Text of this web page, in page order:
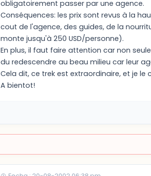
obligatoirement passer par une agence.
Conséquences: les prix sont revus à la
cout de l'agence, des guides, de la
monte jusqu'à 250 USD/personne).
En plus, il faut faire attention car non
du redescendre au beau milieu car leur
Cela dit, ce trek est extraordinaire, et je le
A bientot!